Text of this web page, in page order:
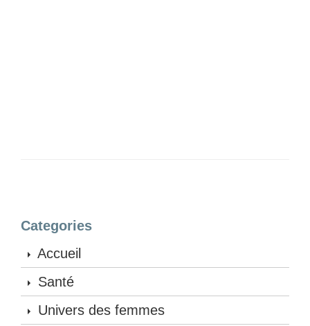
Categories
Accueil
Santé
Univers des femmes